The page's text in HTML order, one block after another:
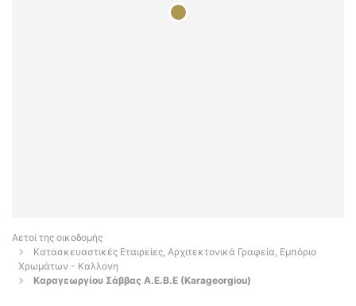
Αετοί της οικοδομής
Κατασκευαστικές Εταιρείες, Αρχιτεκτονικά Γραφεία, Εμπόριο
Χρωμάτων - Καλλονη
Καραγεωργίου Σάββας Α.Ε.Β.Ε (Karageorgiou)